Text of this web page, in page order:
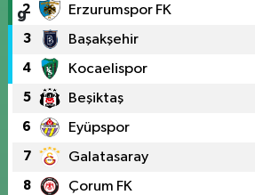
2 Erzurumspor FK
3 Başakşehir
4 Kocaelispor
5 Beşiktaş
6 Eyüpspor
7 Galatasaray
8 Çorum FK